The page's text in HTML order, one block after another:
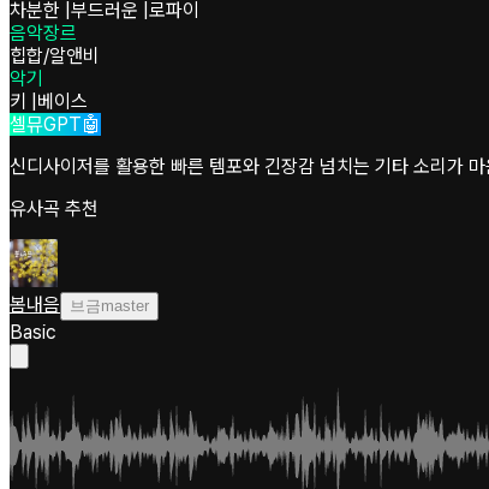
차분한 부드러운 로파이
음악장르
힙합/알앤비
악기
키
베이스
셀뮤GPT🤖
신디사이저를 활용한 빠른 템포와 긴장감 넘치는 기타 소리가
유사곡 추천
봄내음 브금master
Basic